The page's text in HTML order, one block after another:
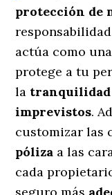
protección de
actúa como una
protege a tu
la tranquilidad
imprevistos.
customizar las
póliza a las
cada
seguro más